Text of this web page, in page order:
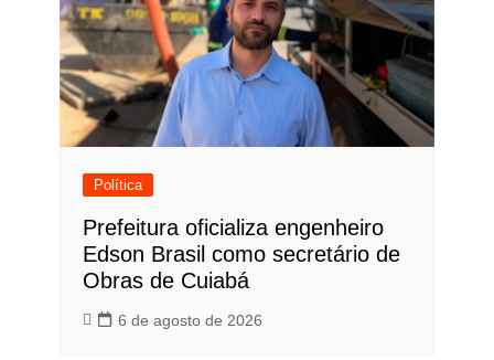
Política
Prefeitura oficializa engenheiro
Edson Brasil como secretário de
Obras de Cuiabá
6 de agosto de 2026